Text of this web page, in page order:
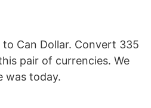
Can Dollar. Convert 335
pair of currencies. We
was today.